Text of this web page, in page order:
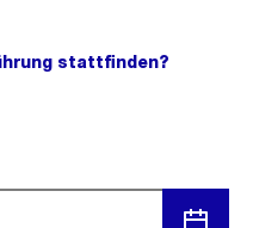
stattfinden?